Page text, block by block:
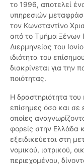
το 1996, αποτελεί
υπηρεσιών
τον Κωνσταντίνο
από το Τμήμα Ξένων
Διερμηνείας του
ιδιότητα του
διακρίνεται για την
ποιότητας.
Η δραστηριότητα
επίσημες όσο και σε
οποίες
φορείς στην Ελλάδα
εξειδικεύεται στη
νομικού, ιατρικού,
περιεχομένου,